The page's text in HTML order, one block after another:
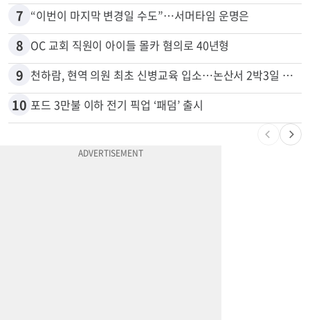
7 “이번이 마지막 변경일 수도”…서머타임 운명은
8 OC 교회 직원이 아이들 몰카 혐의로 40년형
9 천하람, 현역 의원 최초 신병교육 입소…논산서 2박3일 생활
10 포드 3만불 이하 전기 픽업 ‘패덤’ 출시